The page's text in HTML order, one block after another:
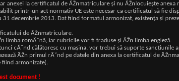
anexei la certificatul de ĂŽnmatriculare şi nu ĂŽnlocuieşte anexa
printr-un act normativ UE este necesar ca certificatul să
31 decembrie 2013. Dat fiind formatul armonizat, existenţa şi
de ĂŽnmatriculare.
limba romĂ˘nă, iar rubricile vor fi traduse și ĂŽn limba engleză.
cĂ˘nd călătoresc cu mașina, vor trebui să suporte
ĂŽn primul rĂ˘nd pe datele din anexa la certificatul de
fiind armonizate).
document !